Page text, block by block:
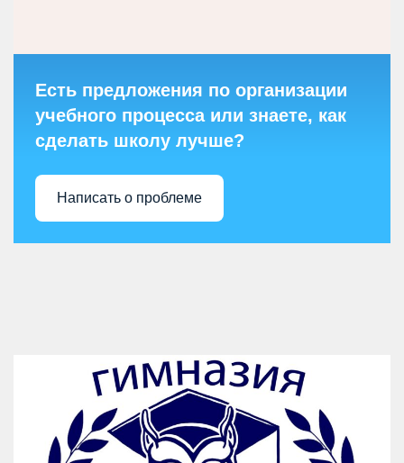
Есть предложения по организации
учебного процесса или знаете, как
сделать школу лучше?
Написать о проблеме